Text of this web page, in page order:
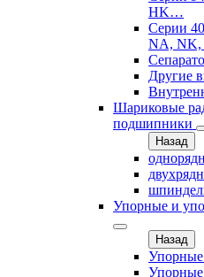
HK…
Серии
NA,
Другие
Шариковые
подшипники
Назад
Упорные и
Назад